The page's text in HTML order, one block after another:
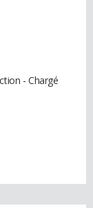
- Chargé